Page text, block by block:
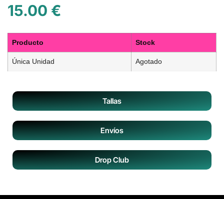
15.00 €
Producto Stock
Única Unidad Agotado
Tallas
Envíos
Drop Club